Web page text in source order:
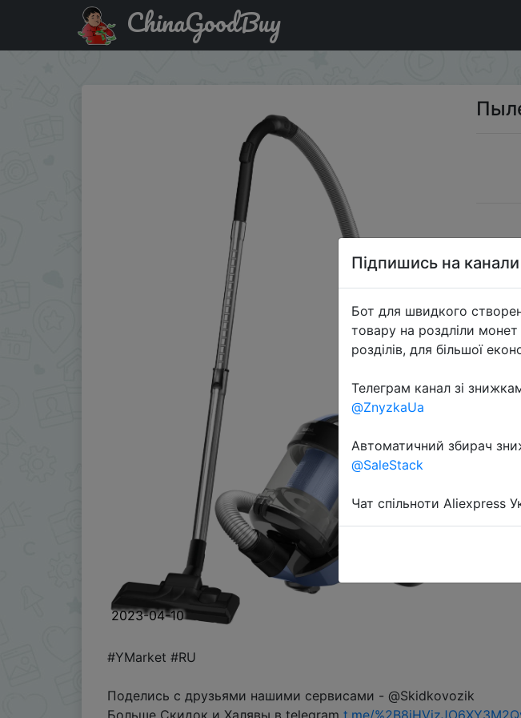
Знижка на Пылесос Tefal TW1931RH
ChinaGoodBuy
2023-04-10
#YMarket #RU
Поделись с друзьями нашими сервисами - @Skidkovozik
Підпишись на
Бот для швидкого
товару на роздліли
розділів, для більшої
Телеграм канал зі
@ZnyzkaUa
Автоматичний збирач
@SaleStack
Чат спільноти Aliexpress